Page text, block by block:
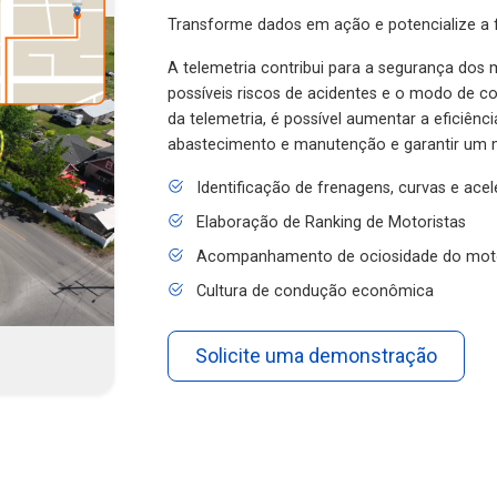
Transforme dados em ação e potencialize a
A telemetria contribui para a segurança
possíveis riscos de acidentes e o modo de
da telemetria, é possível aumentar a
abastecimento e manutenção e garantir um
Identificação de frenagens, curvas e
Elaboração de Ranking de Motoristas
Acompanhamento de ociosidade do
Cultura de condução econômica
Solicite uma demonstração